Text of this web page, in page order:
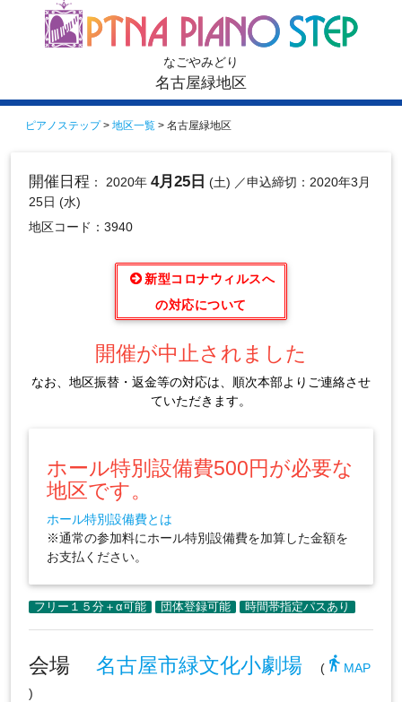
なごやみどり
名古屋緑地区
ピアノステップ> 地区一覧 > 名古屋緑地区
開催日程 ： 2020年 4月25日 (土) ／申込締切：2020年3月
25日 (水)
地区コード：3940
新型コロナウィルスへ
の対応について
開催が中止されました
なお、地区振替・返金等の対応は、順次本部よりご連絡させ
ていただきます。
ホール特別設備費500円が必要な
地区です。
ホール特別設備費とは
※通常の参加料にホール特別設備費を加算した金額を
お支払ください。
会場 名古屋市緑文化小劇場 (directions_walk MAP
)